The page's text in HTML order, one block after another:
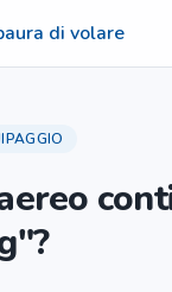
di volare